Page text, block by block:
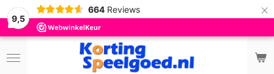
9,5
664 Reviews ×